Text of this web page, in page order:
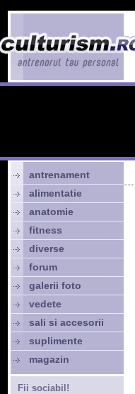
antrenament
alimentatie
anatomie
fitness
diverse
forum
galerii foto
vedete
sali si accesorii
suplimente
magazin
Fii sociabil!